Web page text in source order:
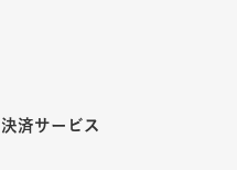
済サービス